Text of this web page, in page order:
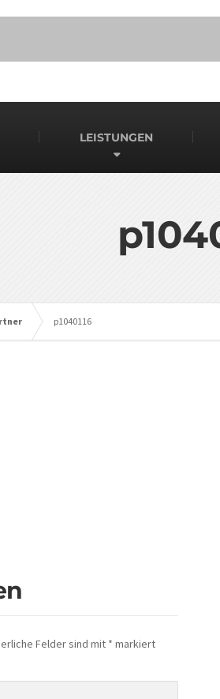
LEISTUNGEN
p1040116
Felder sind mit * markiert